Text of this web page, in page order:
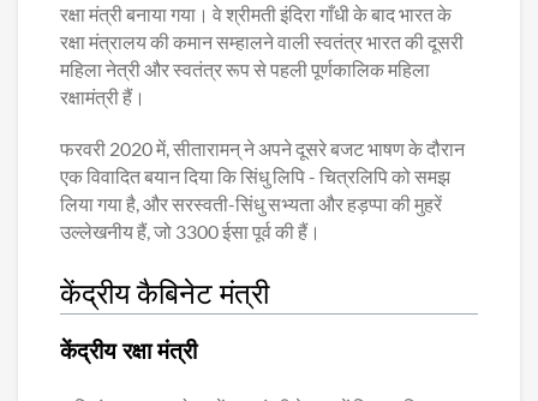
रक्षा मंत्री बनाया गया। वे श्रीमती इंदिरा गाँधी के बाद भारत के
रक्षा मंत्रालय की कमान सम्हालने वाली स्वतंत्र भारत की दूसरी
महिला नेत्री और स्वतंत्र रूप से पहली पूर्णकालिक महिला
रक्षामंत्री हैं।
फरवरी 2020 में, सीतारामन् ने अपने दूसरे बजट भाषण के दौरान
एक विवादित बयान दिया कि सिंधु लिपि - चित्रलिपि को समझ
लिया गया है, और सरस्वती-सिंधु सभ्यता और हड़प्पा की मुहरें
उल्लेखनीय हैं, जो 3300 ईसा पूर्व की हैं।
केंद्रीय कैबिनेट मंत्री
केंद्रीय रक्षा मंत्री